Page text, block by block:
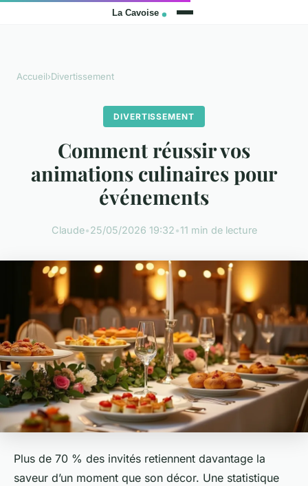
Accueil›Divertissement
DIVERTISSEMENT
Comment réussir vos
animations culinaires pour
événements
Claude•25/05/2026 19:32•11 min de lecture
Plus de 70 % des invités retiennent davantage la
saveur d’un moment que son décor. Une statistique